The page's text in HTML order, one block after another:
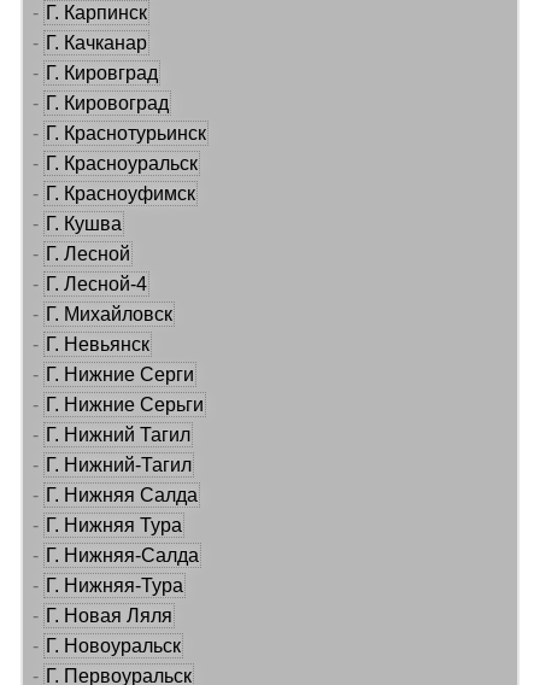
- Г. Карпинск
- Г. Качканар
- Г. Кировград
- Г. Кировоград
- Г. Краснотурьинск
- Г. Красноуральск
- Г. Красноуфимск
- Г. Кушва
- Г. Лесной
- Г. Лесной-4
- Г. Михайловск
- Г. Невьянск
- Г. Нижние Серги
- Г. Нижние Серьги
- Г. Нижний Тагил
- Г. Нижний-Тагил
- Г. Нижняя Салда
- Г. Нижняя Тура
- Г. Нижняя-Салда
- Г. Нижняя-Тура
- Г. Новая Ляля
- Г. Новоуральск
- Г. Первоуральск